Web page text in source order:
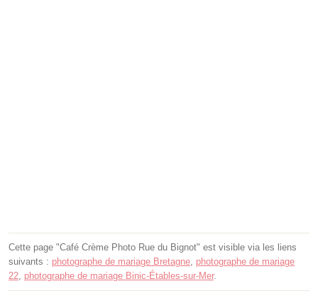
Cette page "Café Crème Photo Rue du Bignot" est visible via les liens
suivants : photographe de mariage Bretagne, photographe de mariage
22, photographe de mariage Binic-Étables-sur-Mer.